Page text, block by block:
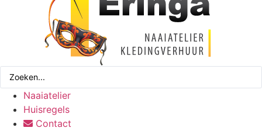
Search
Naaiatelier
Huisregels
Contact